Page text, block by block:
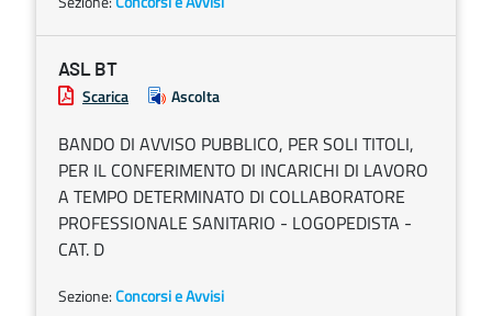
ASL BT
Scarica Ascolta
BANDO DI AVVISO PUBBLICO, PER SOLI TITOLI,
PER IL CONFERIMENTO DI INCARICHI DI LAVORO
A TEMPO DETERMINATO DI COLLABORATORE
PROFESSIONALE SANITARIO - LOGOPEDISTA -
CAT. D
Sezione:Concorsi e Avvisi